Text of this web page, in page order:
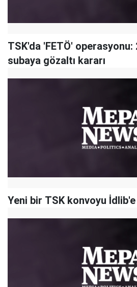
TSK'da 'FETÖ'
subaya gözaltı kararı
Yeni bir TSK konvoyu